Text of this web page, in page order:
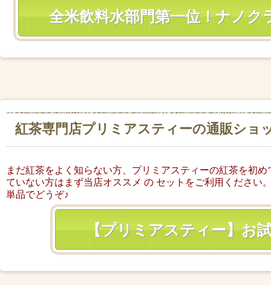
全米飲料水部門第一位！ナノク
紅茶専門店プリミアスティーの通販ショ
まだ紅茶をよく知らない方、プリミアスティーの紅茶を初
ていない方はまず当店オススメ の セットをご利用ください
単品でどうぞ♪
【プリミアスティー】お